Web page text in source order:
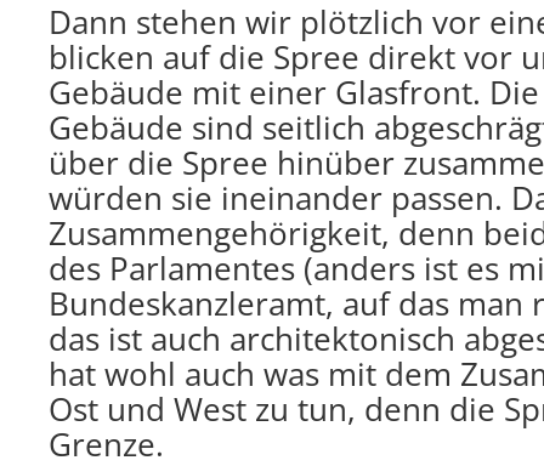
Dann stehen wir plötzlich vor
blicken auf die Spree direkt vor
Gebäude mit einer Glasfront.
Gebäude sind seitlich
über die Spree hinüber
würden sie ineinander passen.
Zusammengehörigkeit, denn
des Parlamentes (anders ist es
Bundeskanzleramt, auf das man
das ist auch architektonisch
hat wohl auch was mit dem
Ost und West zu tun, denn die
Grenze.